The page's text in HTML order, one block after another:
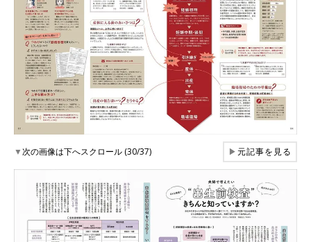
▼次の画像は下へスクロール (30/37) ▶元記事を見る